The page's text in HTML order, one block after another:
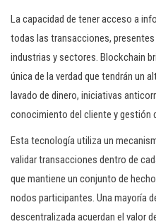
La capacidad de tener acceso a
todas las transacciones,
industrias y sectores. Blockchain
única de la verdad que tendrán un
lavado de dinero, iniciativas
conocimiento del cliente y gestión
Esta tecnología utiliza un
validar transacciones dentro de
que mantiene un conjunto de
nodos participantes. Una mayoría
descentralizada acuerdan el valor